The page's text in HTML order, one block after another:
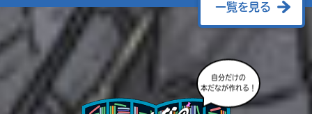
一覧を見る
自分だけの
本だなが作れる！